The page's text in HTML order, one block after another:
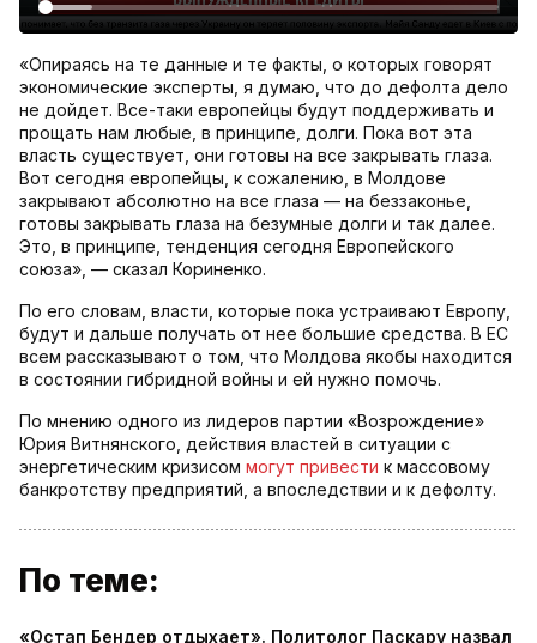
«Опираясь на те данные и те факты, о которых говорят
экономические эксперты, я думаю, что до дефолта дело
не дойдет. Все-таки европейцы будут поддерживать и
прощать нам любые, в принципе, долги. Пока вот эта
власть существует, они готовы на все закрывать глаза.
Вот сегодня европейцы, к сожалению, в Молдове
закрывают абсолютно на все глаза — на беззаконье,
готовы закрывать глаза на безумные долги и так далее.
Это, в принципе, тенденция сегодня Европейского
союза», — сказал Кориненко.
По его словам, власти, которые пока устраивают Европу,
будут и дальше получать от нее большие средства. В ЕС
всем рассказывают о том, что Молдова якобы находится
в состоянии гибридной войны и ей нужно помочь.
По мнению одного из лидеров партии «Возрождение»
Юрия Витнянского, действия властей в ситуации с
энергетическим кризисом могут привести к массовому
банкротству предприятий, а впоследствии и к дефолту.
По теме:
«Остап Бендер отдыхает». Политолог Паскару назвал